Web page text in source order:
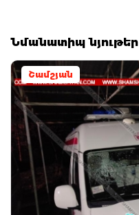
Նմանատիպ նյութեր
Շամշյան